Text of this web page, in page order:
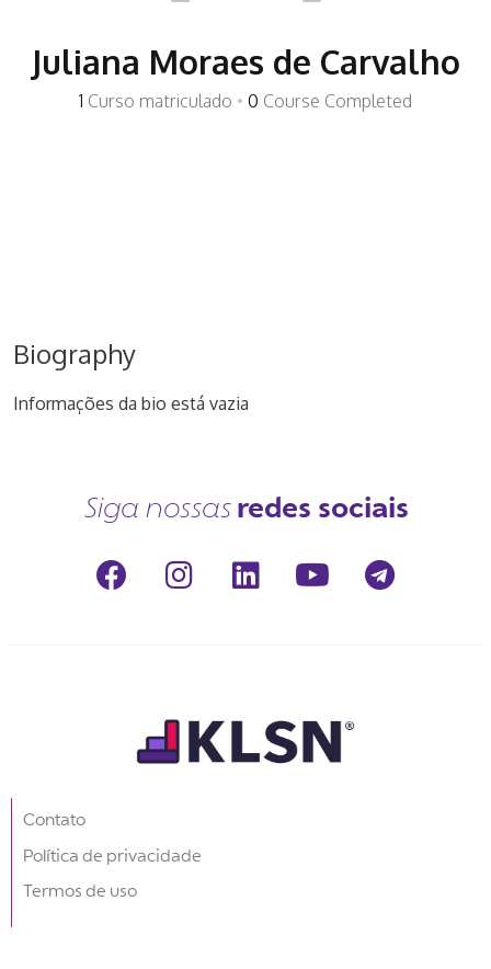
Juliana Moraes de Carvalho
1 Curso matriculado • 0 Course Completed
Biography
Informações da bio está vazia
Siga nossas redes sociais
Contato
Política de privacidade
Termos de uso